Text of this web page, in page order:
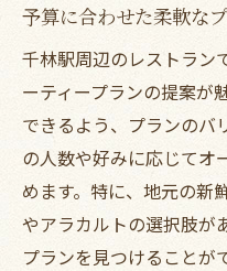
予算に合わせた柔軟な
千林駅周辺のレストラン
ーティープランの提案が
できるよう、プランのバ
の人数や好みに応じてオ
めます。特に、地元の新
やアラカルトの選択肢が
プランを見つけることが